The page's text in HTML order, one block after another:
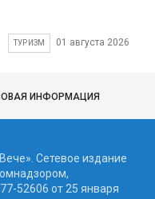
ТУРИЗМ 01 августа 2026
ИНФОРМАЦИЯ
Сетевое издание
52606 от 25 января